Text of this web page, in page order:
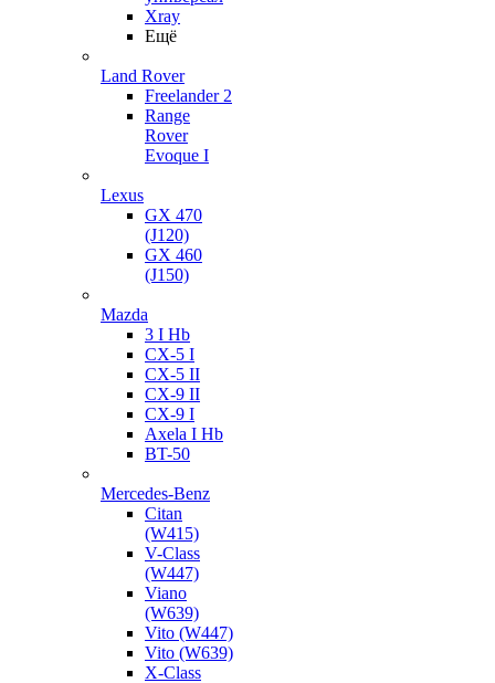
Xray
Ещё
Land Rover
Freelander 2
Range
Rover
Evoque I
Lexus
GX 470
(J120)
GX 460
(J150)
Mazda
3 I Hb
CX-5 I
CX-5 II
CX-9 II
CX-9 I
Axela I Hb
BT-50
Mercedes-Benz
Citan
(W415)
V-Class
(W447)
Viano
(W639)
Vito (W447)
Vito (W639)
X-Class